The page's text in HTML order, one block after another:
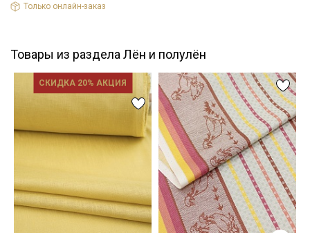
Только онлайн-заказ
Товары из раздела Лён и полулён
СКИДКА 20% АКЦИЯ